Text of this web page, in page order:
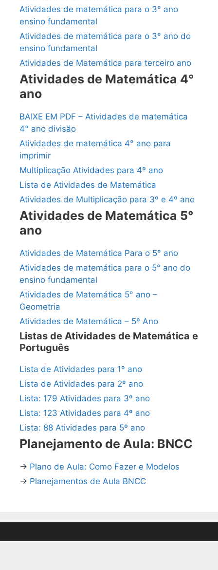
Atividades de matemática para o 3° ano
ensino fundamental
Atividades de matemática para o 3° ano do
ensino fundamental
Atividades de Matemática para terceiro ano
Atividades de Matemática 4°
ano
BAIXE EM PDF – Atividades de matemática
4° ano divisão
Atividades de matemática 4° ano para
imprimir
Multiplicação Atividades para 4º ano
Lista de Atividades de Matemática
Atividades de Multiplicação para 3º e 4º ano
Atividades de Matemática 5°
ano
Atividades de Matemática Para o 5° ano
Atividades de matemática para o 5° ano do
ensino fundamental
Atividades de Matemática 5° ano –
Geometria
Atividades de Matemática – 5º Ano
Listas de Atividades de Matemática e
Português
Lista de Atividades para 1º ano
Lista de Atividades para 2º ano
Lista: 179 Atividades para 3º ano
Lista: 123 Atividades para 4º ano
Lista: 88 Atividades para 5º ano
Planejamento de Aula: BNCC
→ Plano de Aula: Como Fazer e Modelos
→ Planejamentos de Aula BNCC